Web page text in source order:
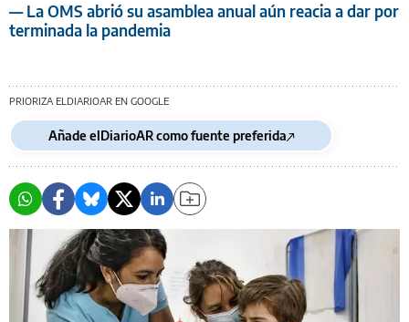
— La OMS abrió su asamblea anual aún reacia a dar por
terminada la pandemia
PRIORIZA ELDIARIOAR EN GOOGLE
Añade elDiarioAR como fuente preferida